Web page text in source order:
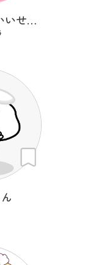
わたしのかわいいせかい